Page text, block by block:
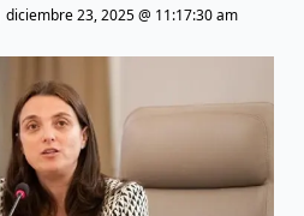
diciembre 23, 2025 @ 11:17:30 am